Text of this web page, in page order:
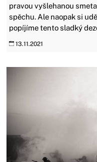
pravou vyšlehanou
spěchu. Ale naopak si
popíjíme tento sladký
13.11.2021